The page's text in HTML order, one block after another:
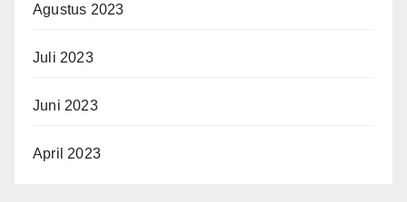
Agustus 2023
Juli 2023
Juni 2023
April 2023